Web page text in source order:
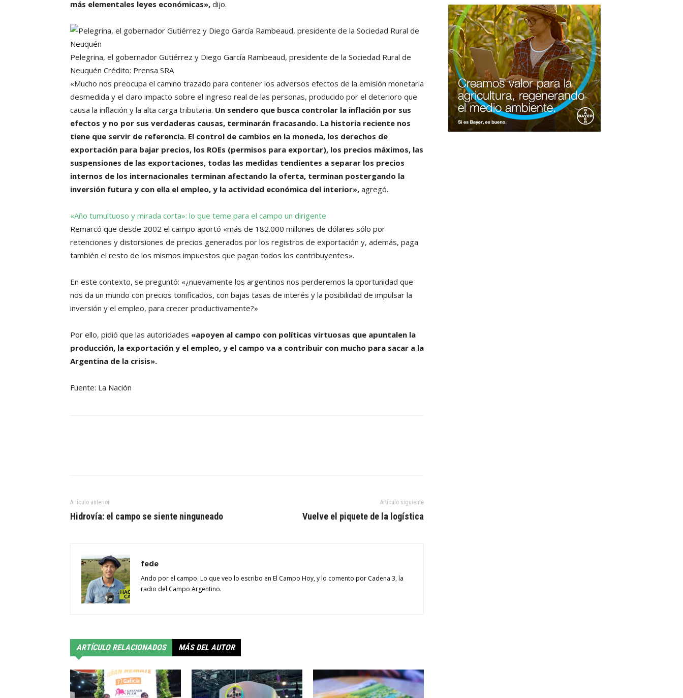
más elementales leyes económicas», dijo.
Pelegrina, el gobernador Gutiérrez y Diego García Rambeaud, presidente de la Sociedad Rural de
Neuquén Crédito: Prensa SRA
«Mucho nos preocupa el camino trazado para contener los adversos efectos de la emisión monetaria
desmedida y el claro impacto sobre el ingreso real de las personas, producido por el deterioro que
causa la inflación y la alta carga tributaria. Un sendero que busca controlar la inflación por sus
efectos y no por sus verdaderas causas, terminarán fracasando. La historia reciente nos
tiene que servir de referencia. El control de cambios en la moneda, los derechos de
exportación para bajar precios, los ROEs (permisos para exportar), los precios máximos, las
suspensiones de las exportaciones, todas las medidas tendientes a separar los precios
internos de los internacionales terminan afectando la oferta, terminan postergando la
inversión futura y con ella el empleo, y la actividad económica del interior», agregó.
«Año tumultuoso y mirada corta»: lo que teme para el campo un dirigente
Remarcó que desde 2002 el campo aportó «más de 182.000 millones de dólares sólo por
retenciones y distorsiones de precios generados por los registros de exportación y, además, paga
también el resto de los mismos impuestos que pagan todos los contribuyentes».
En este contexto, se preguntó: «¿nuevamente los argentinos nos perderemos la oportunidad que
nos da un mundo con precios tonificados, con bajas tasas de interés y la posibilidad de impulsar la
inversión y el empleo, para crecer productivamente?»
Por ello, pidió que las autoridades «apoyen al campo con políticas virtuosas que apuntalen la
producción, la exportación y el empleo, y el campo va a contribuir con mucho para sacar a la
Argentina de la crisis».
Fuente: La Nación
Artículo anterior
Hidrovía: el campo se siente ninguneado
Artículo siguiente
Vuelve el piquete de la logística
fede
Ando por el campo. Lo que veo lo escribo en El Campo Hoy, y lo comento por Cadena 3, la
radio del Campo Argentino.
ARTÍCULO RELACIONADOS MÁS DEL AUTOR